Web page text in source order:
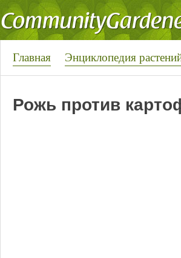
Главная Энциклопедия
Рожь против